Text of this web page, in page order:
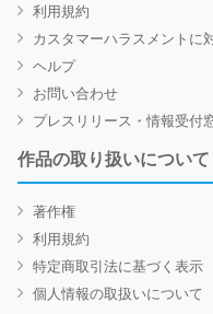
利用規約
カスタマーハラスメントに
ヘルプ
お問い合わせ
プレスリリース・情報受付
作品の取り扱いについて
著作権
利用規約
特定商取引法に基づく表示
個人情報の取扱いについて